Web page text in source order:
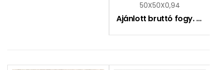
50X50X0,94
Ajánlott bruttó fogy. ár: